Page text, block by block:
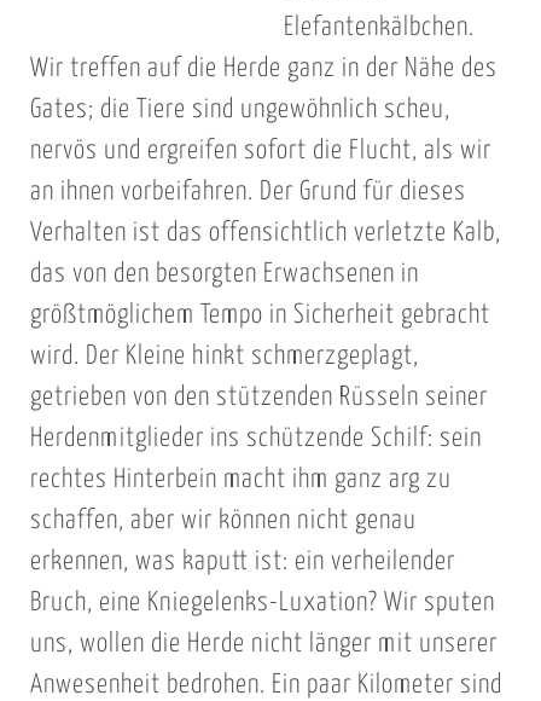
Elefantenkälbchen.
Wir treffen auf die Herde ganz in der Nähe des
Gates; die Tiere sind ungewöhnlich scheu,
nervös und ergreifen sofort die Flucht, als wir
an ihnen vorbeifahren. Der Grund für dieses
Verhalten ist das offensichtlich verletzte Kalb,
das von den besorgten Erwachsenen in
größtmöglichem Tempo in Sicherheit gebracht
wird. Der Kleine hinkt schmerzgeplagt,
getrieben von den stützenden Rüsseln seiner
Herdenmitglieder ins schützende Schilf: sein
rechtes Hinterbein macht ihm ganz arg zu
schaffen, aber wir können nicht genau
erkennen, was kaputt ist: ein verheilender
Bruch, eine Kniegelenks-Luxation? Wir sputen
uns, wollen die Herde nicht länger mit unserer
Anwesenheit bedrohen. Ein paar Kilometer sind